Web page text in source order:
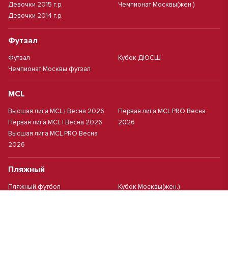
Девочки 2015 г.р.
Девочки 2014 г.р.
Чемпионат Москвы(жен.)
Футзал
Футзал
Чемпионат Москвы футзал
Кубок ДЮСШ
MCL
Высшая лига MCL | Весна 2026
Первая лига MCL | Весна 2026
Высшая лига MCL PRO Весна
2026
Первая лига MCL PRO Весна
2026
Пляжный
Пляжный футбол Кубок Москвы(жен.)